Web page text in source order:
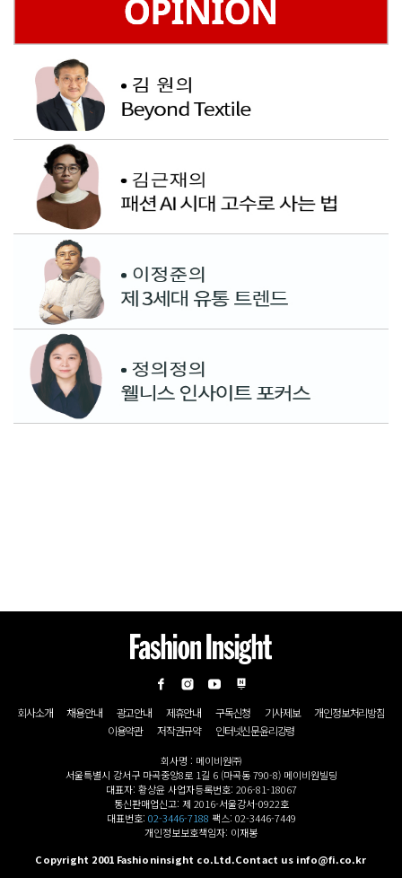
회사소개 채용안내 광고안내 제휴안내 구독신청 기사제보
개인정보처리방침
이용약관
저작권규약 인터넷신문윤리강령
회사명 : 메이비원㈜
서울특별시 강서구 마곡중앙8로 1길 6 (마곡동 790-8) 메이비원빌딩
대표자: 황상윤 사업자등록번호: 206-81-18067
통신판매업신고: 제 2016-서울강서-0922호
대표번호: 02-3446-7188 팩스: 02-3446-7449
개인정보보호책임자: 이재봉
Copyright 2001 Fashioninsight co.Ltd.Contact us info@fi.co.kr